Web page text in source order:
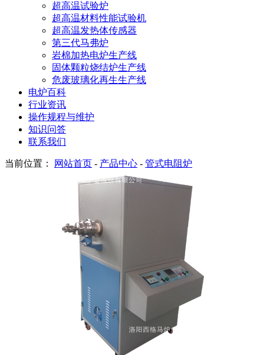
超高温试验炉
超高温材料性能试验机
超高温发热体传感器
第三代马弗炉
岩棉加热电炉生产线
固体颗粒烧结炉生产线
危废玻璃化再生生产线
电炉百科
行业资讯
操作规程与维护
知识问答
联系我们
当前位置： 网站首页 - 产品中心 - 管式电阻炉